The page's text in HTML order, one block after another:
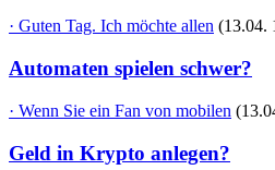
· Guten Tag. Ich möchte allen (13.04.
Automaten spielen schwer?
· Wenn Sie ein Fan von mobilen
Geld in Krypto anlegen?